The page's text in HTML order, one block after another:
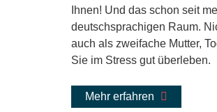
Ihnen! Und das schon seit
deutschsprachigen Raum.
auch als zweifache Mutter,
Sie im Stress gut überleben.
Mehr erfahren